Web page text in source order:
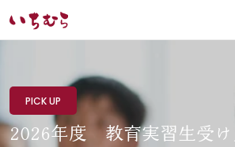
PICK UP
2026年度 教育実習生受け